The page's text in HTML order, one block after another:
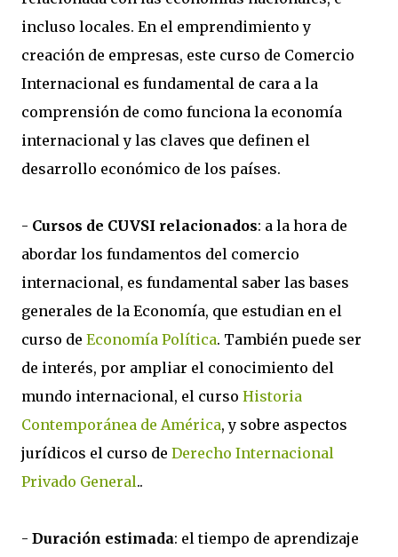
incluso locales. En el emprendimiento y
creación de empresas, este curso de Comercio
Internacional es fundamental de cara a la
comprensión de como funciona la economía
internacional y las claves que definen el
desarrollo económico de los países.
- Cursos de CUVSI relacionados: a la hora de
abordar los fundamentos del comercio
internacional, es fundamental saber las bases
generales de la Economía, que estudian en el
curso de Economía Política. También puede ser
de interés, por ampliar el conocimiento del
mundo internacional, el curso Historia
Contemporánea de América, y sobre aspectos
jurídicos el curso de Derecho Internacional
Privado General..
- Duración estimada: el tiempo de aprendizaje